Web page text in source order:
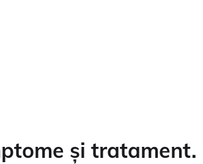
și tratament.